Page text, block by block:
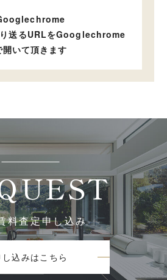
送るURLをGooglechrome
開いて頂きます
料査定申し込み
込みはこちら